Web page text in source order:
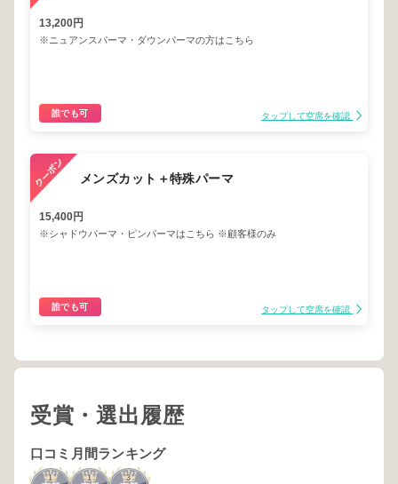
13,200円
※ニュアンスパーマ・ダウンパーマの方はこちら
誰でも可 タップして空席を確認
メンズカット＋特殊パーマ
15,400円
※シャドウパーマ・ピンパーマはこちら ※顧客様のみ
誰でも可 タップして空席を確認
受賞・選出履歴
口コミ月間ランキング
1 1 3